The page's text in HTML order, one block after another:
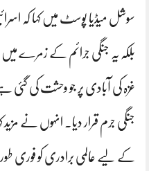
سوشل میڈیا پوسٹ میں کہا کہ
بلکہ یہ جنگی جرائم کے زمرے
غزہ کی آبادی پر جو وحشت کی
جنگی جرم قرار دیا۔ انہوں نے مزید
کے لیے عالمی برادری کو فوری